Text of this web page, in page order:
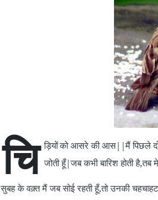
चि ड़ियोंको आसरे की आस||मैं पिछले दो
जोती हूँ|जब कभी बारिश होती
सुबह के वक़्त मैं जब सोई रहती हूँ,तो उनकी